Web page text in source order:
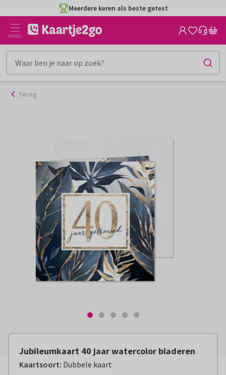
naar
inhoud
Meerdere keren als beste getest
MENU
Terug
Jubileumkaart 40 jaar watercolor bladeren
Kaartsoort: Dubbele kaart